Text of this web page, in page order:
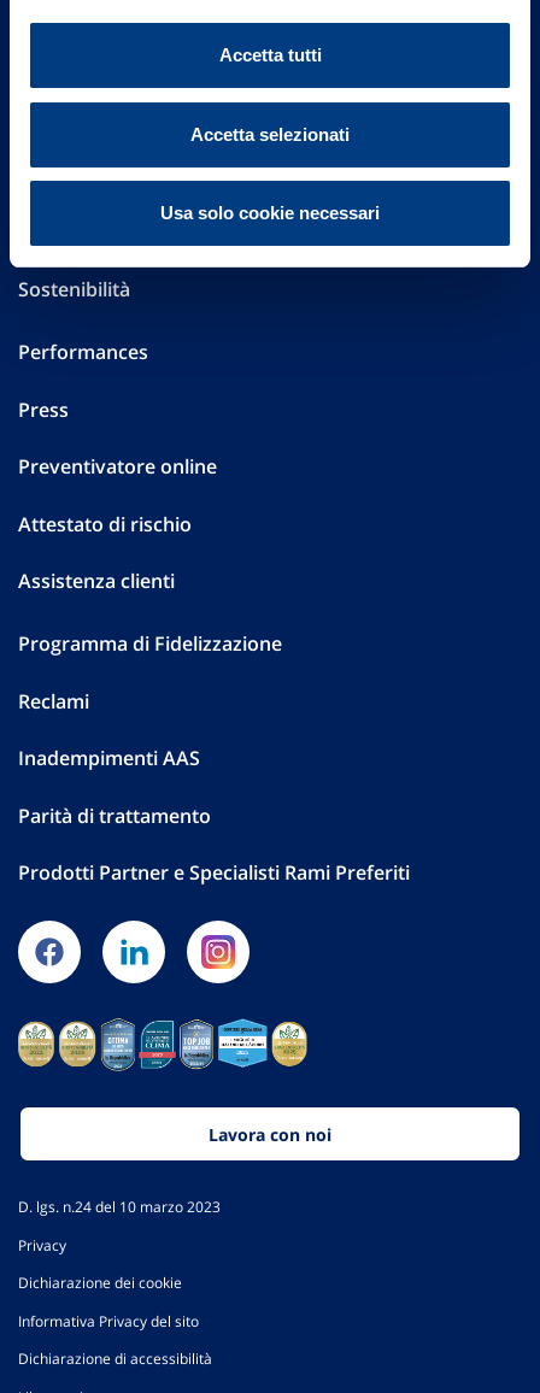
Accetta tutti
Accetta selezionati
Usa solo cookie necessari
Investor Relations
Sostenibilità
Performances
Press
Preventivatore online
Attestato di rischio
Assistenza clienti
Programma di Fidelizzazione
Reclami
Inadempimenti AAS
Parità di trattamento
Prodotti Partner e Specialisti Rami Preferiti
Lavora con noi
D. lgs. n.24 del 10 marzo 2023
Privacy
Dichiarazione dei cookie
Informativa Privacy del sito
Dichiarazione di accessibilità